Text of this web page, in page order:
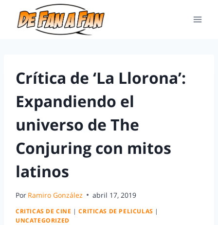
Crítica de ‘La Llorona’:
Expandiendo el
universo de The
Conjuring con mitos
latinos
Por Ramiro González abril 17, 2019
CRITICAS DE CINE |CRITICAS DE PELICULAS |
UNCATEGORIZED